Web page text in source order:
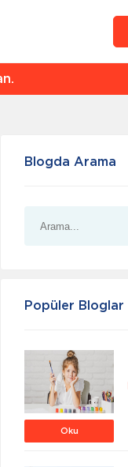
Blogda Arama
Popüler Bloglar
Oku